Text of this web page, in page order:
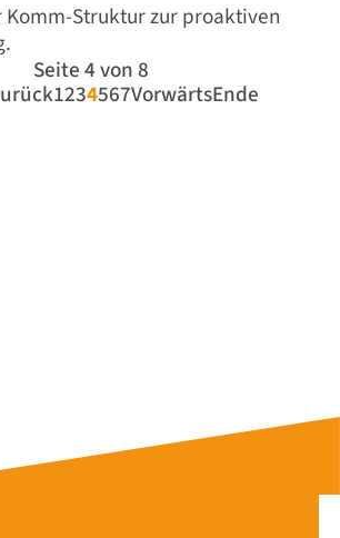
Komm-Struktur zur proaktiven
Seite 4 von 8
1234567VorwärtsEnde